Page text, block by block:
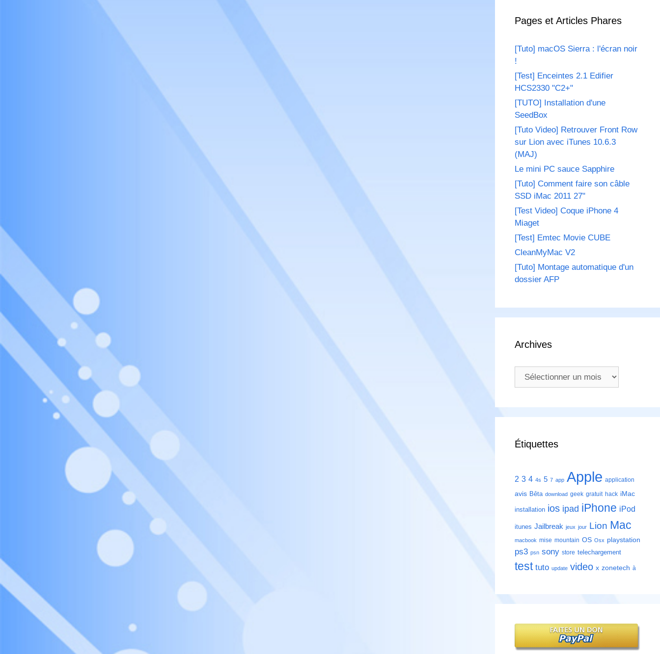
Pages et Articles Phares
[Tuto] macOS Sierra : l'écran noir
!
[Test] Enceintes 2.1 Edifier
HCS2330 "C2+"
[TUTO] Installation d'une
SeedBox
[Tuto Video] Retrouver Front Row
sur Lion avec iTunes 10.6.3
(MAJ)
Le mini PC sauce Sapphire
[Tuto] Comment faire son câble
SSD iMac 2011 27"
[Test Video] Coque iPhone 4
Miaget
[Test] Emtec Movie CUBE
CleanMyMac V2
[Tuto] Montage automatique d'un
dossier AFP
Archives
Archives
Étiquettes
2 3 4 4s 5 7 app Apple application
avis Bêta download geek gratuit hack iMac
installation ios ipad iPhone iPod
itunes Jailbreak jeux jour Lion Mac
macbook mise mountain OS Osx playstation
ps3 psn sony store telechargement
test tuto update video x zonetech à